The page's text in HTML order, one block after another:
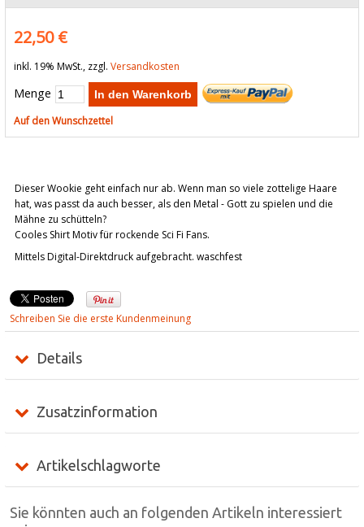
Dieser Wookie geht einfach nur ab. Wenn man so viele zottelige Haare
hat, was passt da auch besser, als den Metal - Gott zu spielen und die
Mähne zu schütteln?
Cooles Shirt Motiv für rockende Sci Fi Fans.
Mittels Digital-Direktdruck aufgebracht. waschfest
22,50 €
inkl. 19% MwSt., zzgl. Versandkosten
Menge In den Warenkorb
Auf den Wunschzettel
Schreiben Sie die erste Kundenmeinung
Details
Zusatzinformation
Artikelschlagworte
Sie könnten auch an folgenden Artikeln interessiert